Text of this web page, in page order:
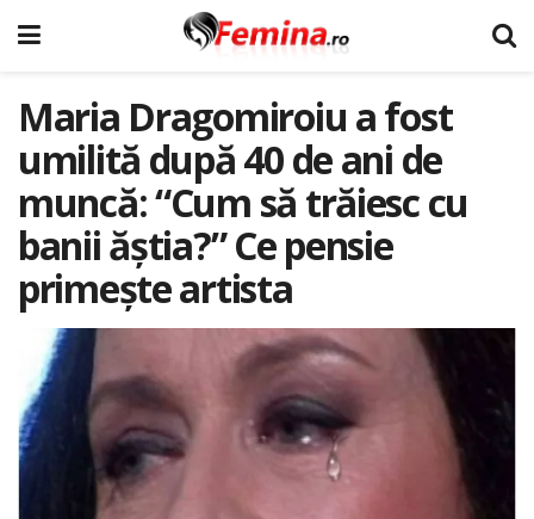
Maria Dragomiroiu a fost
umilită după 40 de ani de
muncă: “Cum să trăiesc cu
banii ăștia?” Ce pensie
primește artista